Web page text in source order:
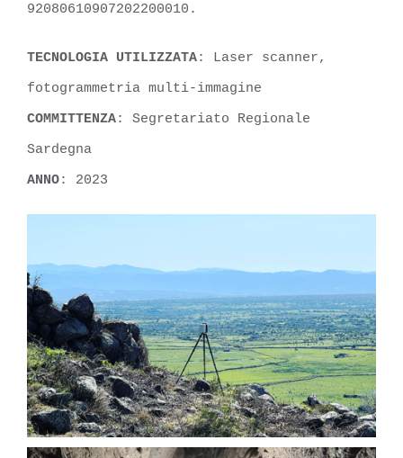
92080610907202200010.
TECNOLOGIA UTILIZZATA: Laser scanner,
fotogrammetria multi-immagine
COMMITTENZA: Segretariato Regionale
Sardegna
ANNO: 2023